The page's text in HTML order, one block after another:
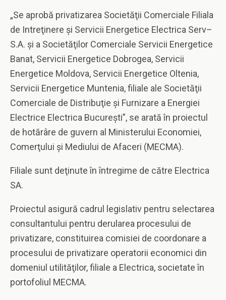
„Se aprobă privatizarea Societăţii Comerciale Filiala
de Intreţinere şi Servicii Energetice Electrica Serv–
S.A. şi a Societăţilor Comerciale Servicii Energetice
Banat, Servicii Energetice Dobrogea, Servicii
Energetice Moldova, Servicii Energetice Oltenia,
Servicii Energetice Muntenia, filiale ale Societăţii
Comerciale de Distribuţie şi Furnizare a Energiei
Electrice Electrica Bucureşti”, se arată în proiectul
de hotărâre de guvern al Ministerului Economiei,
Comerţului şi Mediului de Afaceri (MECMA).
Filiale sunt deţinute în întregime de către Electrica
SA.
Proiectul asigură cadrul legislativ pentru selectarea
consultantului pentru derularea procesului de
privatizare, constituirea comisiei de coordonare a
procesului de privatizare operatorii economici din
domeniul utilităţilor, filiale a Electrica, societate în
portofoliul MECMA.